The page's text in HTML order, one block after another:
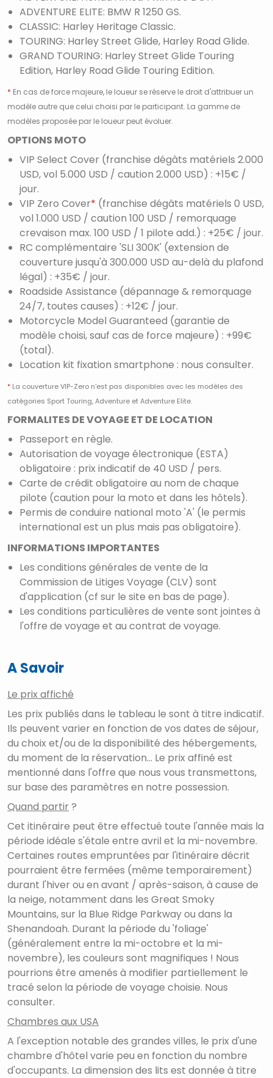
ADVENTURE ELITE: BMW R 1250 GS.
CLASSIC: Harley Heritage Classic.
TOURING: Harley Street Glide, Harley Road Glide.
GRAND TOURING: Harley Street Glide Touring
Edition, Harley Road Glide Touring Edition.
* En cas de force majeure, le loueur se réserve le droit d'attribuer un
modèle autre que celui choisi par le participant. La gamme de
modèles proposée par le loueur peut évoluer.
OPTIONS MOTO
VIP Select Cover (franchise dégâts matériels 2.000
USD, vol 5.000 USD / caution 2.000 USD) : +15€ /
jour.
VIP Zero Cover* (franchise dégâts matériels 0 USD,
vol 1.000 USD / caution 100 USD / remorquage
crevaison max. 100 USD / 1 pilote add.) : +25€ / jour.
RC complémentaire 'SLI 300K' (extension de
couverture jusqu'à 300.000 USD au-delà du plafond
légal) : +35€ / jour.
Roadside Assistance (dépannage & remorquage
24/7, toutes causes) : +12€ / jour.
Motorcycle Model Guaranteed (garantie de
modèle choisi, sauf cas de force majeure) : +99€
(total).
Location kit fixation smartphone : nous consulter.
* La couverture VIP-Zero n'est pas disponibles avec les modèles des
catégories Sport Touring, Adventure et Adventure Elite.
FORMALITES DE VOYAGE ET DE LOCATION
Passeport en règle.
Autorisation de voyage électronique (ESTA)
obligatoire : prix indicatif de 40 USD / pers.
Carte de crédit obligatoire au nom de chaque
pilote (caution pour la moto et dans les hôtels).
Permis de conduire national moto 'A' (le permis
international est un plus mais pas obligatoire).
INFORMATIONS IMPORTANTES
Les conditions générales de vente de la
Commission de Litiges Voyage (CLV) sont
d'application (cf sur le site en bas de page).
Les conditions particulières de vente sont jointes à
l'offre de voyage et au contrat de voyage.
A Savoir
Le prix affiché
Les prix publiés dans le tableau le sont à titre indicatif.
Ils peuvent varier en fonction de vos dates de séjour,
du choix et/ou de la disponibilité des hébergements,
du moment de la réservation... Le prix affiné est
mentionné dans l'offre que nous vous transmettons,
sur base des paramètres en notre possession.
Quand partir ?
Cet itinéraire peut être effectué toute l'année mais la
période idéale s'étale entre avril et la mi-novembre.
Certaines routes empruntées par l'itinéraire décrit
pourraient être fermées (même temporairement)
durant l'hiver ou en avant / après-saison, à cause de
la neige, notamment dans les Great Smoky
Mountains, sur la Blue Ridge Parkway ou dans la
Shenandoah. Durant la période du 'foliage'
(généralement entre la mi-octobre et la mi-
novembre), les couleurs sont magnifiques ! Nous
pourrions être amenés à modifier partiellement le
tracé selon la période de voyage choisie. Nous
consulter.
Chambres aux USA
A l'exception notable des grandes villes, le prix d'une
chambre d'hôtel varie peu en fonction du nombre
d'occupants. La dimension des lits est donnée à titre